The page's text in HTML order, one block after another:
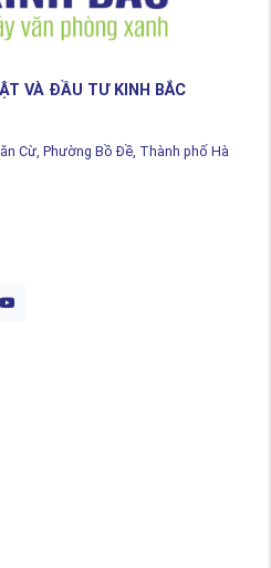
VÀ ĐẦU TƯ KINH BẮC
Cừ, Phường Bồ Đề, Thành phố Hà